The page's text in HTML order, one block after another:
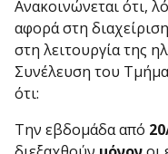
Ανακοινώνεται ότι,
αφορά στη
στη λειτουργία της
Συνέλευση του
ότι:
Την εβδομάδα από